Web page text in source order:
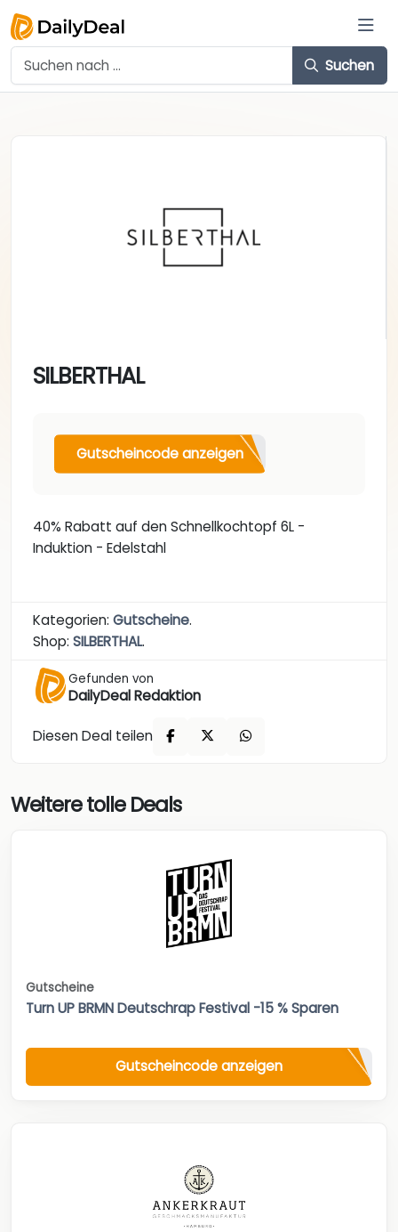
Suchen
SILBERTHAL
Gutscheincode anzeigen
40% Rabatt auf den Schnellkochtopf 6L -
Induktion - Edelstahl
Kategorien: Gutscheine.
Shop: SILBERTHAL.
Gefunden von
DailyDeal Redaktion
Diesen Deal teilen
Weitere tolle Deals
Gutscheine
Turn UP BRMN Deutschrap Festival -15 % Sparen
Gutscheincode anzeigen